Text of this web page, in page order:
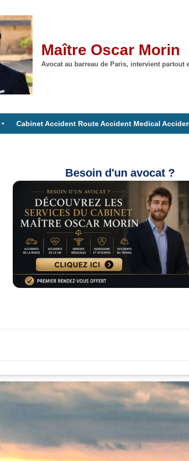
Maître Oscar Morin
Avocat au barreau de Paris, intervient partout
Cabinet Accident Route Accident Medical
Besoin d'un avocat ?